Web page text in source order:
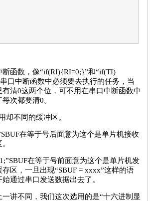
断函数，像“if(RI){RI=0;}”和“if(TI)
口中断函数中必须要去执行的任务，当
清0这两个位，可不用在串口中断函数中
次都要清0。
却不同的缓冲区。
在等于号后面意为这个是单片机接收
在等于号前面意为这个是单片机发
区，一旦出现“SBUF = xxxx”这样的语
通过串口发送数据出去了。
讲不同，我们这次选用的是“十六进制显